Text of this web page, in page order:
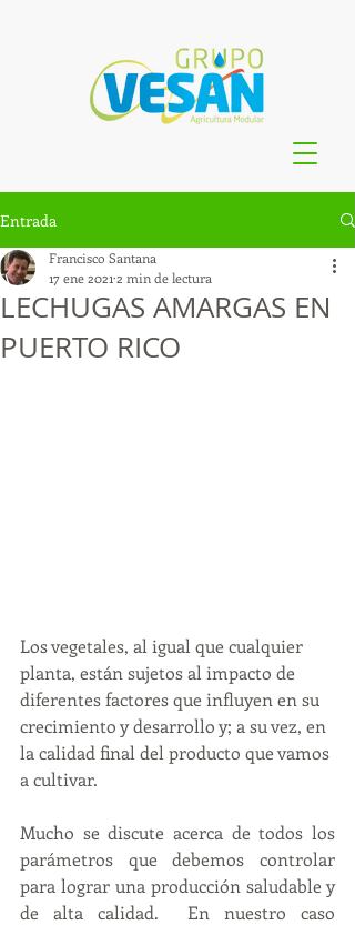
Entrada
LECHUGAS AMARGAS EN
PUERTO RICO
Francisco Santana
17 ene 2021 2 min de lectura
Los vegetales, al igual que cualquier
planta, están sujetos al impacto de
diferentes factores que influyen en su
crecimiento y desarrollo y; a su vez, en
la calidad final del producto que vamos
a cultivar.
Mucho se discute acerca de todos los
parámetros que debemos controlar
para lograr una producción saludable y
de alta calidad.  En nuestro caso